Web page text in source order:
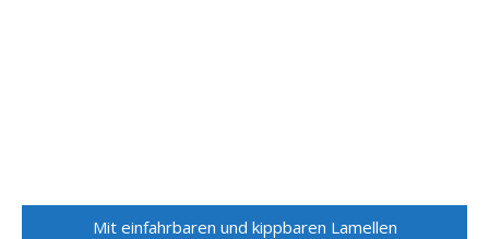
Mit einfahrbaren und kippbaren Lamellen